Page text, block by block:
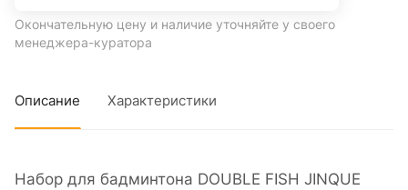
Окончательную цену и наличие уточняйте у своего
менеджера-куратора
Описание Характеристики
Набор для бадминтона DOUBLE FISH JINQUE